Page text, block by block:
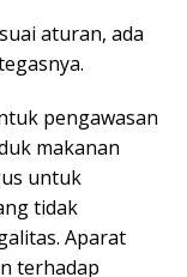
aturan, ada
pengawasan
makanan
untuk
tidak
Aparat
terhadap